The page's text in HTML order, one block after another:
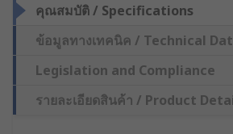
คุณสมบัติ / Specifications
ข้อมูลทางเทคนิค / Technical
Legislation and Compliance
รายละเอียดสินค้า / Product